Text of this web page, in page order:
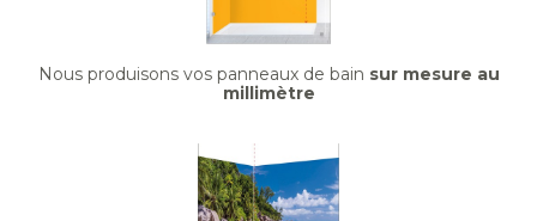
Nous produisons vos panneaux de bain sur mesure au
millimètre